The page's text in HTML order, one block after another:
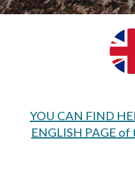
YOU CAN FIND
ENGLISH PAGE